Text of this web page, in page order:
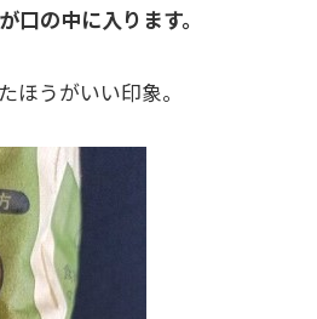
口の中に入ります。
ほうがいい印象。